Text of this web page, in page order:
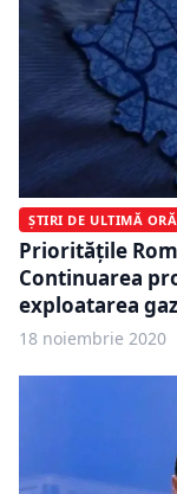
ȘTIRI DE ULTIMĂ ORĂ
Prioritățile
Continuarea
exploatarea
18 noiembrie 2020